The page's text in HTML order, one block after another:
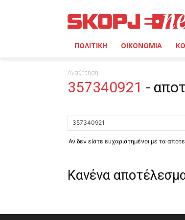
ΠΟΛΙΤΙΚΗ ΟΙΚΟΝΟΜΙΑ
Αναζήτηση
357340921 -
Αν δεν είστε ευχαριστημένοι με τα
Κανένα